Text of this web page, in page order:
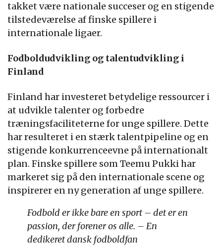
takket være nationale succeser og en stigende
tilstedeværelse af finske spillere i
internationale ligaer.
Fodboldudvikling og talentudvikling i
Finland
Finland har investeret betydelige ressourcer i
at udvikle talenter og forbedre
træningsfaciliteterne for unge spillere. Dette
har resulteret i en stærk talentpipeline og en
stigende konkurrenceevne på internationalt
plan. Finske spillere som Teemu Pukki har
markeret sig på den internationale scene og
inspirerer en ny generation af unge spillere.
Fodbold er ikke bare en sport – det er en
passion, der forener os alle. – En
dedikeret dansk fodboldfan